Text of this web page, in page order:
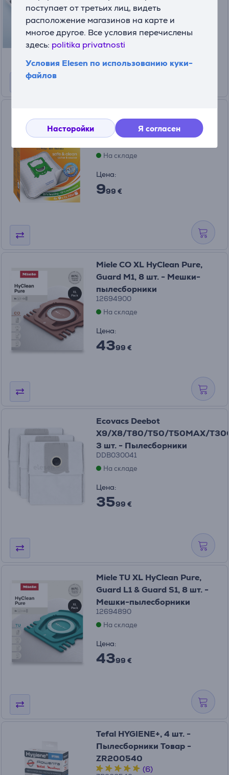
поступает от третьих лиц, видеть
расположение магазинов на карте и
многое другое. Все условия перечислены
здесь: politika privatnosti
Условия Elesen по использованию куки-
файлов
Насторойки Я согласен
Цена:
1899 €
Пылесборники
(5)
На складе
Цена:
999 €
Miele CO XL HyClean Pure,
Guard M1, 8 шт. - Мешки-
пылесборники
12694900
На складе
Цена:
4399 €
Ecovacs Deebot
X9/X8/T80/T50/T50MAX/
3 шт. - Пылесборники
DDB030041
На складе
Цена:
3599 €
Miele TU XL HyClean Pure,
Guard L1 & Guard S1, 8 шт. -
Мешки-пылесборники
12694890
На складе
Цена:
4399 €
Tefal HYGIENE+, 4 шт. -
Пылесборники Товар -
ZR200540
(6)